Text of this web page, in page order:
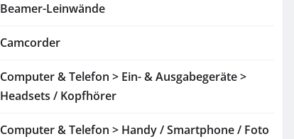
Beamer-Leinwände
Camcorder
Computer & Telefon > Ein- & Ausgabegeräte >
Headsets / Kopfhörer
Computer & Telefon > Handy / Smartphone / Foto